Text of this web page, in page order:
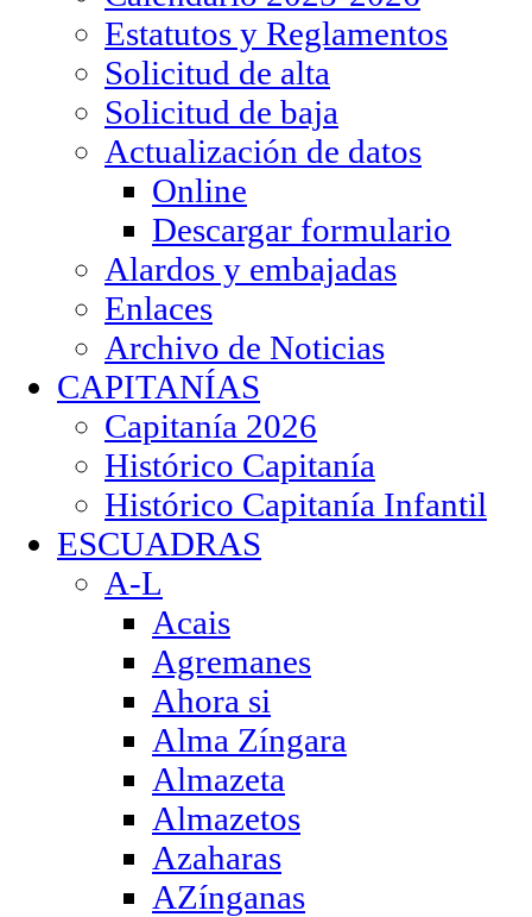
Estatutos y Reglamentos
Solicitud de alta
Solicitud de baja
Actualización de datos
Online
Descargar formulario
Alardos y embajadas
Enlaces
Archivo de Noticias
CAPITANÍAS
Capitanía 2026
Histórico Capitanía
Histórico Capitanía Infantil
ESCUADRAS
A-L
Acais
Agremanes
Ahora si
Alma Zíngara
Almazeta
Almazetos
Azaharas
AZínganas